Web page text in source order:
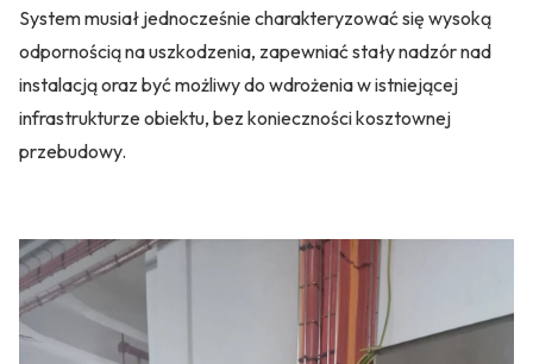
System musiał jednocześnie charakteryzować się wysoką
odpornością na uszkodzenia, zapewniać stały nadzór nad
instalacją oraz być możliwy do wdrożenia w istniejącej
infrastrukturze obiektu, bez konieczności kosztownej
przebudowy.